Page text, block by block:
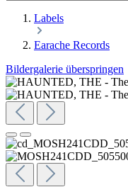
Labels
Earache Records
Bildergalerie überspringen